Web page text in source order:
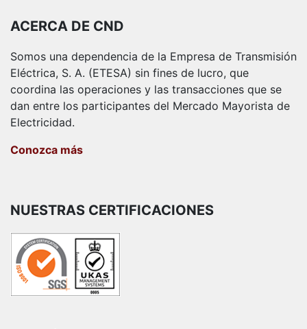
ACERCA DE CND
Somos una dependencia de la Empresa de Transmisión
Eléctrica, S. A. (ETESA) sin fines de lucro, que
coordina las operaciones y las transacciones que se
dan entre los participantes del Mercado Mayorista de
Electricidad.
Conozca más
NUESTRAS CERTIFICACIONES